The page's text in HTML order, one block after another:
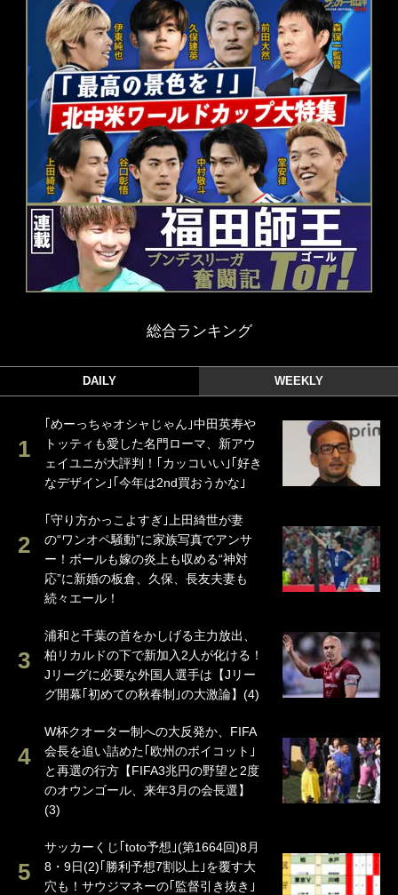
総合ランキング
DAILY WEEKLY
｢めーっちゃオシャじゃん｣中田英寿や
トッティも愛した名門ローマ、新アウ
ェイユニが大評判！｢カッコいい｣｢好き
なデザイン｣｢今年は2nd買おうかな｣
｢守り方かっこよすぎ｣上田綺世が妻
の“ワンオペ騒動”に家族写真でアンサ
ー！ボールも嫁の炎上も収める“神対
応”に新婚の板倉、久保、長友夫妻も
続々エール！
浦和と千葉の首をかしげる主力放出、
柏リカルドの下で新加入2人が化ける！
Jリーグに必要な外国人選手は【Jリー
グ開幕｢初めての秋春制｣の大激論】(4)
W杯クオーター制への大反発か、FIFA
会長を追い詰めた｢欧州のボイコット｣
と再選の行方【FIFA3兆円の野望と2度
のオウンゴール、来年3月の会長選】
(3)
サッカーくじ｢toto予想｣(第1664回)8月
8・9日(2)｢勝利予想7割以上｣を覆す大
穴も！サウジマネーの｢監督引き抜き｣